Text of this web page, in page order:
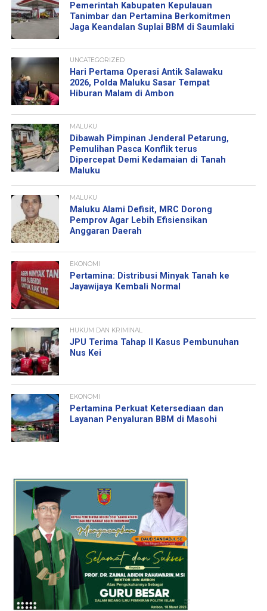
Pemerintah Kabupaten Kepulauan
Tanimbar dan Pertamina Berkomitmen
Jaga Keandalan Suplai BBM di Saumlaki
UNCATEGORIZED
Hari Pertama Operasi Antik Salawaku
2026, Polda Maluku Sasar Tempat
Hiburan Malam di Ambon
MALUKU
Dibawah Pimpinan Jenderal Petarung,
Pemulihan Pasca Konflik terus
Dipercepat Demi Kedamaian di Tanah
Maluku
MALUKU
Maluku Alami Defisit, MRC Dorong
Pemprov Agar Lebih Efisiensikan
Anggaran Daerah
EKONOMI
Pertamina: Distribusi Minyak Tanah ke
Jayawijaya Kembali Normal
HUKUM DAN KRIMINAL
JPU Terima Tahap II Kasus Pembunuhan
Nus Kei
EKONOMI
Pertamina Perkuat Ketersediaan dan
Layanan Penyaluran BBM di Masohi